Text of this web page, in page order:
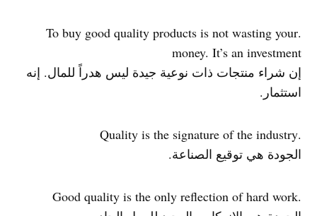
.To buy good quality products is not wasting your
money. It’s an investment
إن شراء منتجات ذات نوعية جيدة ليس هدراً للمال. إنه
استثمار.
.Quality is the signature of the industry
الجودة هي توقيع الصناعة.
.Good quality is the only reflection of hard work